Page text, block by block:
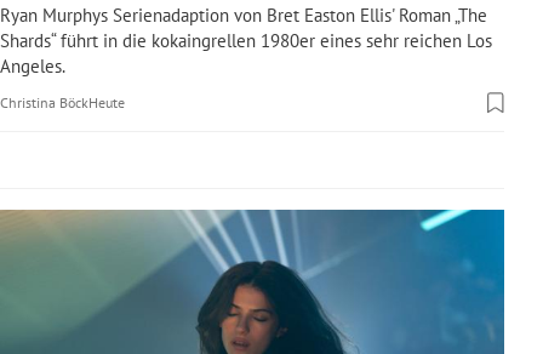
Untermenü
Untermenü
Ryan Murphys Serienadaption von Bret Easton Ellis' Roman „The
Shards“ führt in die kokaingrellen 1980er eines sehr reichen Los
Angeles.
Christina BöckHeute